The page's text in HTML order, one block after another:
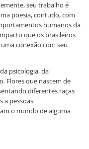
seu trabalho é
poesia, contudo, com
humanos da
que os brasileiros
conexão com seu
psicologia, da
Flores que nascem de
diferentes raças
a pessoas
o mundo de alguma